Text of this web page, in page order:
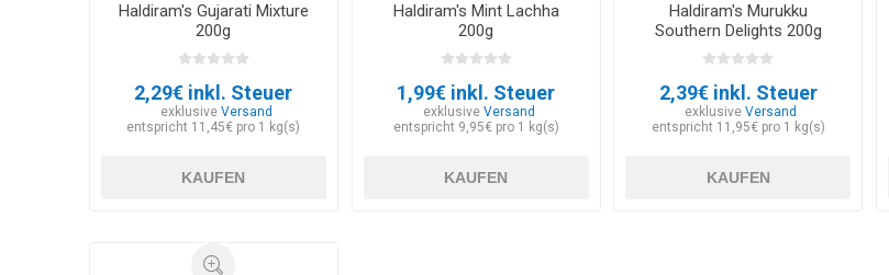
Haldiram's Gujarati Mixture
200g
2,29€ inkl. Steuer
exklusive Versand
entspricht 11,45€ pro 1 kg(s)
KAUFEN
Haldiram's Mint Lachha
200g
1,99€ inkl. Steuer
exklusive Versand
entspricht 9,95€ pro 1 kg(s)
KAUFEN
Haldiram's Murukku
Southern Delights 200g
2,39€ inkl. Steuer
exklusiveVersand
entspricht 11,95€ pro 1 kg(s)
KAUFEN